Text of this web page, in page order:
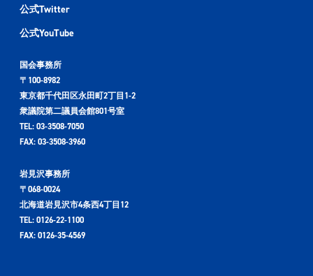
公式Twitter
公式YouTube
国会事務所
〒100-8982
東京都千代田区永田町2丁目1-2
衆議院第二議員会館801号室
TEL: 03-3508-7050
FAX: 03-3508-3960
岩見沢事務所
〒068-0024
北海道岩見沢市4条西4丁目12
TEL: 0126-22-1100
FAX: 0126-35-4569